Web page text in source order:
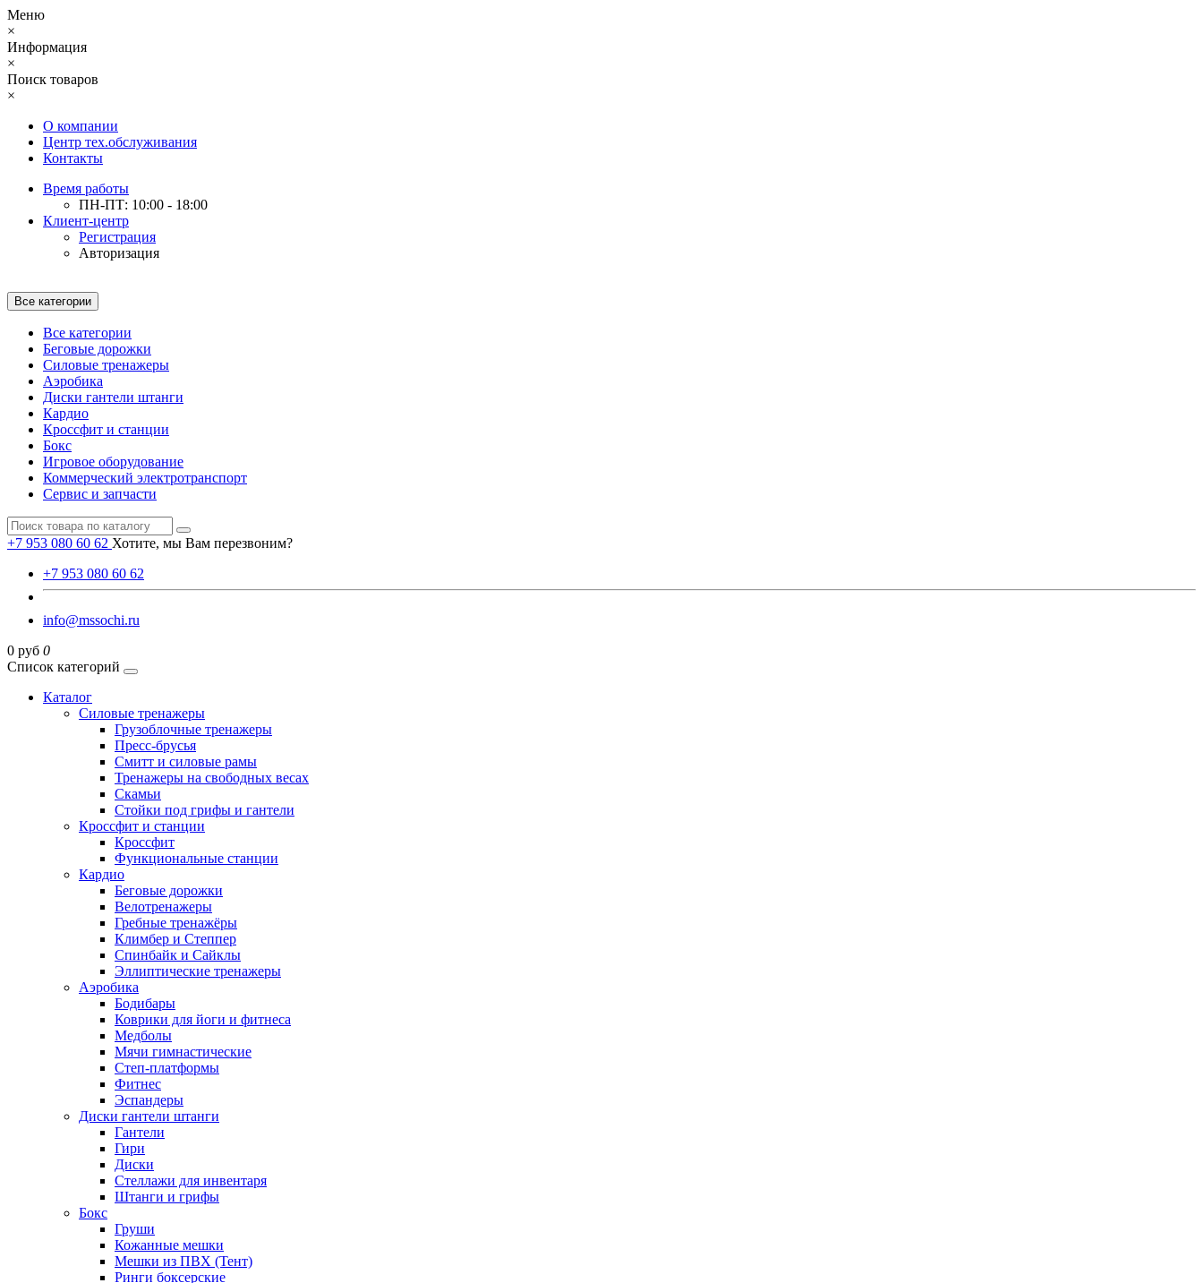
Меню
×
Информация
×
Поиск товаров
×
О компании
Центр тех.обслуживания
Контакты
Время работы
ПН-ПТ: 10:00 - 18:00
Клиент-центр
Регистрация
Авторизация
Все категории
Все категории
Беговые дорожки
Силовые тренажеры
Аэробика
Диски гантели штанги
Кардио
Кроссфит и станции
Бокс
Игровое оборудование
Коммерческий электротранспорт
Сервис и запчасти
+7 953 080 60 62 Хотите, мы Вам перезвоним?
+7 953 080 60 62
info@mssochi.ru
0 руб 0
Список категорий
Каталог
Силовые тренажеры
Грузоблочные тренажеры
Пресс-брусья
Смитт и силовые рамы
Тренажеры на свободных весах
Скамьи
Стойки под грифы и гантели
Кроссфит и станции
Кроссфит
Функциональные станции
Кардио
Беговые дорожки
Велотренажеры
Гребные тренажёры
Климбер и Степпер
Спинбайк и Сайклы
Эллиптические тренажеры
Аэробика
Бодибары
Коврики для йоги и фитнеса
Медболы
Мячи гимнастические
Степ-платформы
Фитнес
Эспандеры
Диски гантели штанги
Гантели
Гири
Диски
Стеллажи для инвентаря
Штанги и грифы
Бокс
Груши
Кожанные мешки
Мешки из ПВХ (Тент)
Ринги боксерские